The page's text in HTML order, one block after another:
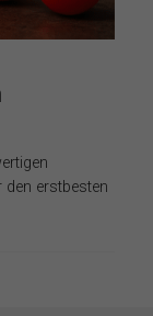
den erstbesten